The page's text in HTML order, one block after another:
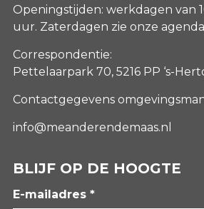
Openingstijden: werkdagen van
uur. Zaterdagen zie onze agenda
Correspondentie:
Pettelaarpark 70, 5216 PP ‘s-
Contactgegevens
info@meanderendemaas.nl
BLIJF OP DE HOOGTE
E-mailadres *